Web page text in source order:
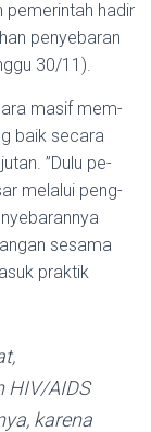
pe­merintah hadir
penyebaran
30/11).
masif mem­
baik secara
”Dulu pe­
melalui peng­
sesama
praktik
HIV/AIDS
karena